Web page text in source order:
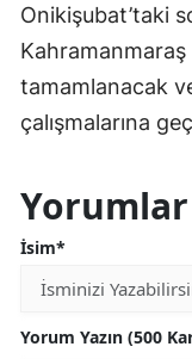
Onikişubat’taki
tamamlanacak
çalışmalarına
Yorumlar
İsim*
Yorum Yazın (500